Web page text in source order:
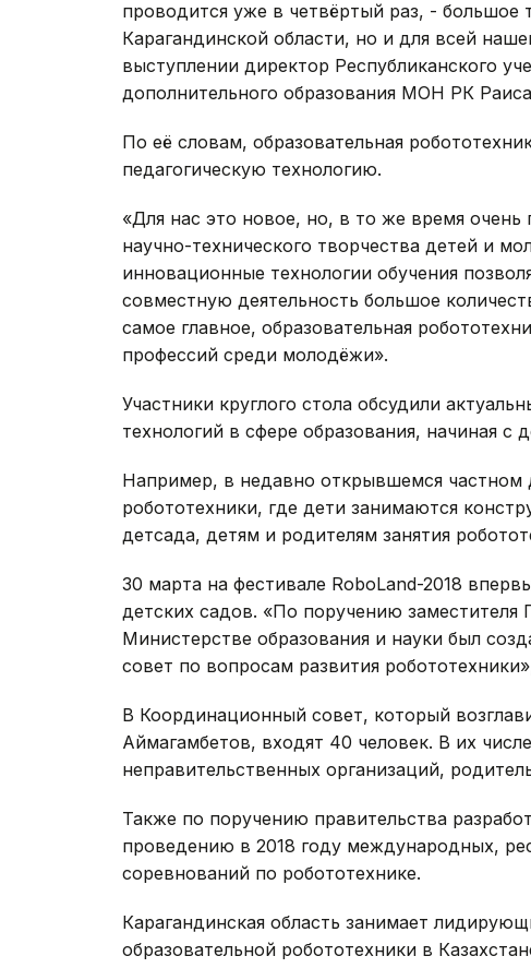
проводится уже в четвёртый раз, - большое
Карагандинской области, но и для всей
выступлении директор Республиканского
дополнительного образования МОН РК
По её словам, образовательная
педагогическую технологию.
«Для нас это новое, но, в то же время очень
научно-технического творчества детей и
инновационные технологии обучения
совместную деятельность большое
самое главное, образовательная
профессий среди молодёжи».
Участники круглого стола обсудили
технологий в сфере образования, начиная с
Например, в недавно открывшемся частном
робототехники, где дети занимаются
детсада, детям и родителям занятия
30 марта на фестивале RoboLand-2018
детских садов. «По поручению
Министерстве образования и науки был
совет по вопросам развития
В Координационный совет, который
Аймагамбетов, входят 40 человек. В их
неправительственных организаций,
Также по поручению правительства
проведению в 2018 году международных,
соревнований по робототехнике.
Карагандинская область занимает
образовательной робототехники в